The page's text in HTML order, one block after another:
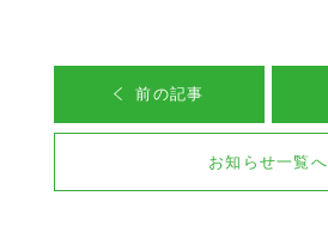
前の記事
お知らせ一覧へ